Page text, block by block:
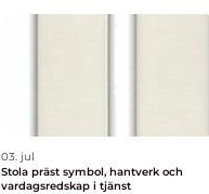
03. jul
Stola präst symbol, hantverk och
vardagsredskap i tjänst